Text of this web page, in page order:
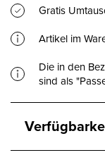
Gratis
Artikel im
Die in den
sind als